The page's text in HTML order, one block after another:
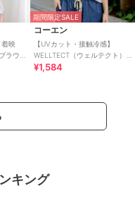
着映
ラウ
期間限定SALE
コーエン
【UVカット・接触冷感】
WELLTECT（ウェルテクト）
USAコットン フレアスリーブ
¥1,584
キング